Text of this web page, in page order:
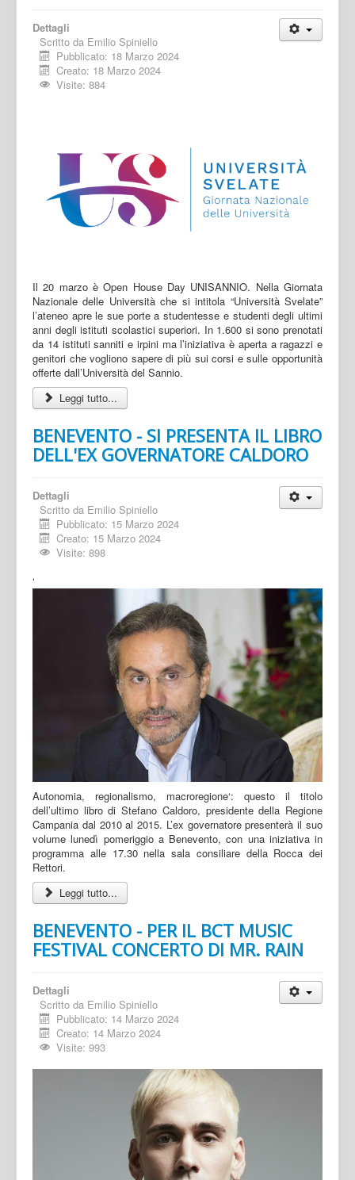
Dettagli
Scritto da Emilio Spiniello
Pubblicato: 18 Marzo 2024
Creato: 18 Marzo 2024
Visite: 884
Il 20 marzo è Open House Day UNISANNIO. Nella Giornata
Nazionale delle Università che si intitola “Università Svelate”
l’ateneo apre le sue porte a studentesse e studenti degli ultimi
anni degli istituti scolastici superiori. In 1.600 si sono prenotati
da 14 istituti sanniti e irpini ma l’iniziativa è aperta a ragazzi e
genitori che vogliono sapere di più sui corsi e sulle opportunità
offerte dall’Università del Sannio.
Leggi tutto...
BENEVENTO - SI PRESENTA IL LIBRO
DELL'EX GOVERNATORE CALDORO
Dettagli
Scritto da Emilio Spiniello
Pubblicato: 15 Marzo 2024
Creato: 15 Marzo 2024
Visite: 898
‘
Autonomia, regionalismo, macroregione‘: questo il titolo
dell’ultimo libro di Stefano Caldoro, presidente della Regione
Campania dal 2010 al 2015. L’ex governatore presenterà il suo
volume lunedì pomeriggio a Benevento, con una iniziativa in
programma alle 17.30 nella sala consiliare della Rocca dei
Rettori.
Leggi tutto...
BENEVENTO - PER IL BCT MUSIC
FESTIVAL CONCERTO DI MR. RAIN
Dettagli
Scritto da Emilio Spiniello
Pubblicato: 14 Marzo 2024
Creato: 14 Marzo 2024
Visite: 993